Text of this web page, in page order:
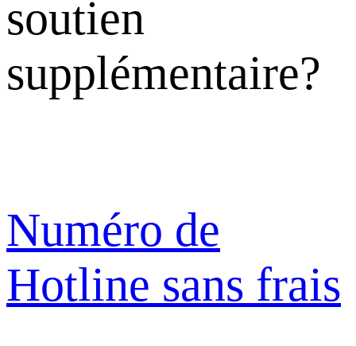
soutien
supplémentaire?
Numéro de
Hotline sans frais